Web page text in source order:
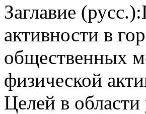
Заглавие (русс.):
активности в
общественных
физической
Целей в